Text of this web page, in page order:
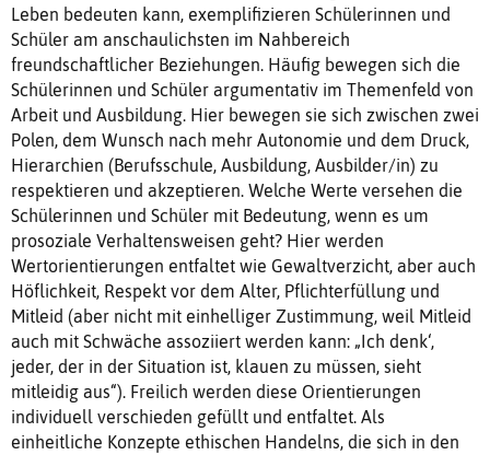
Leben bedeuten kann, exemplifizieren Schülerinnen und
Schüler am anschaulichsten im Nahbereich
freundschaftlicher Beziehungen. Häufig bewegen sich die
Schülerinnen und Schüler argumentativ im Themenfeld von
Arbeit und Ausbildung. Hier bewegen sie sich zwischen zwei
Polen, dem Wunsch nach mehr Autonomie und dem Druck,
Hierarchien (Berufsschule, Ausbildung, Ausbilder/in) zu
respektieren und akzeptieren. Welche Werte versehen die
Schülerinnen und Schüler mit Bedeutung, wenn es um
prosoziale Verhaltensweisen geht? Hier werden
Wertorientierungen entfaltet wie Gewaltverzicht, aber auch
Höflichkeit, Respekt vor dem Alter, Pflichterfüllung und
Mitleid (aber nicht mit einhelliger Zustimmung, weil Mitleid
auch mit Schwäche assoziiert werden kann: „Ich denk‘,
jeder, der in der Situation ist, klauen zu müssen, sieht
mitleidig aus“). Freilich werden diese Orientierungen
individuell verschieden gefüllt und entfaltet. Als
einheitliche Konzepte ethischen Handelns, die sich in den